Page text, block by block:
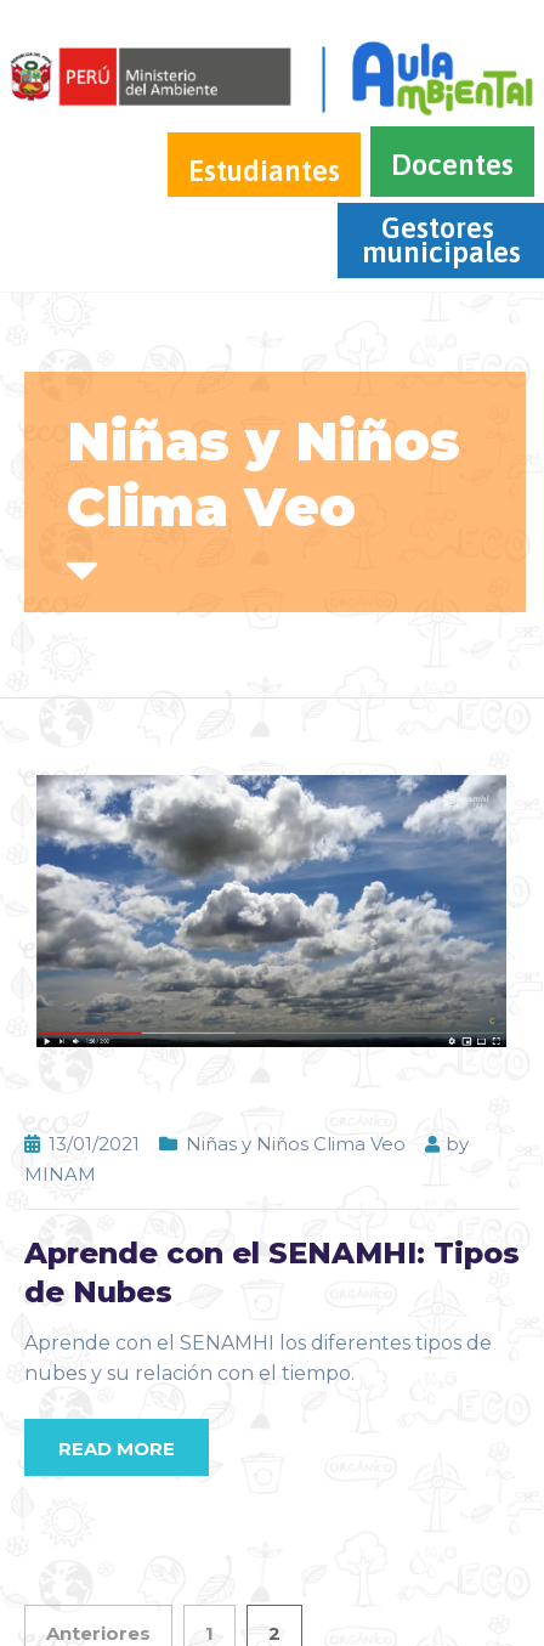
Estudiantes
Docentes
Gestores
municipales
Niñas y Niños
Clima Veo
13/01/2021 Niñas y Niños Clima Veo
by
MINAM
Aprende con el SENAMHI: Tipos
de Nubes
Aprende con el SENAMHI los diferentes tipos de
nubes y su relación con el tiempo.
READ MORE
Anteriores 1 2